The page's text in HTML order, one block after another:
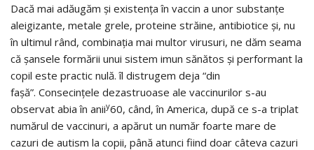
Dacă mai adăugăm şi existenţa în vaccin a unor substanţe
aleigizante, metale grele, proteine străine, antibiotice şi, nu
în ultimul rând, combinaţia mai multor virusuri, ne dăm seama
că şansele formării unui sistem imun sănătos şi performant la
copil este practic nulă. îl distrugem deja “din
faşă”. Consecinţele dezastruoase ale vaccinurilor s-au
observat abia în aniiy60, când, în America, după ce s-a triplat
numărul de vaccinuri, a apărut un număr foarte mare de
cazuri de autism la copii, până atunci fiind doar câteva cazuri